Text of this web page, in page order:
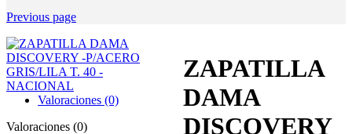
Previous page
ZAPATILLA
DAMA
DISCOVERY
Valoraciones (0)
Valoraciones (0)